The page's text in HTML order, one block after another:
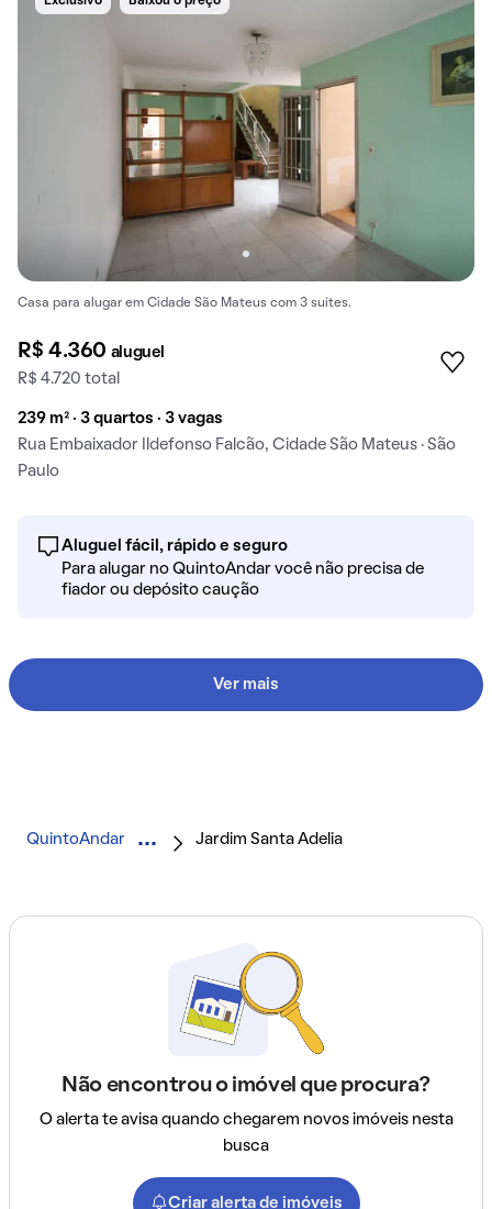
Casa para alugar em Cidade São Mateus com 3 suítes.
R$ 4.360 aluguel
R$ 4.720 total
239 m² · 3 quartos · 3 vagas
Rua Embaixador Ildefonso Falcão, Cidade São Mateus · São
Paulo
Aluguel fácil, rápido e seguro
Para alugar no QuintoAndar você não precisa de
fiador ou depósito caução
Ver mais
QuintoAndar Jardim Santa Adelia
Não encontrou o imóvel que procura?
O alerta te avisa quando chegarem novos imóveis nesta
busca
Criar alerta de imóveis